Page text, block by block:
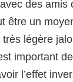
des amis
être un
légère
important
l’effet